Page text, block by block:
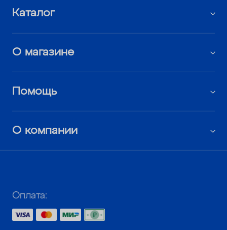
Каталог
О магазине
Помощь
О компании
Оплата: